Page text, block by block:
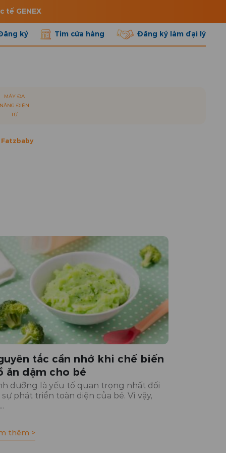
tế GENEX
ký Tìm cửa hàng Đăng ký làm đại lý
MÁY ĐA
NĂNG ĐIỆN
TỬ
tắc cần nhớ khi chế biến
ăn dặm cho bé
dưỡng là yếu tố quan trọng nhất đối
sự phát triển toàn diện của bé. Vì vậy,
thêm >